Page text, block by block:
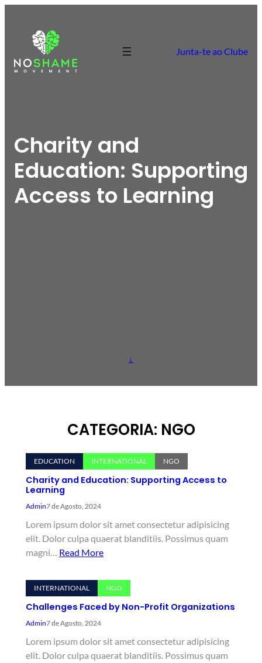
conteúdo
Junta-te ao Clube
Charity and
Education: Supporting
Access to Learning
↓
CATEGORIA: NGO
EDUCATION INTERNATIONAL NGO
Charity and Education: Supporting Access to
Learning
Admin7 de Agosto, 2024
Lorem ipsum dolor sit amet consectetur adipisicing
elit. Dolor culpa quaerat blanditiis. Possimus quam
magni… Read More
INTERNATIONAL NGO
Challenges Faced by Non-Profit Organizations
Admin7 de Agosto, 2024
Lorem ipsum dolor sit amet consectetur adipisicing
elit. Dolor culpa quaerat blanditiis. Possimus quam